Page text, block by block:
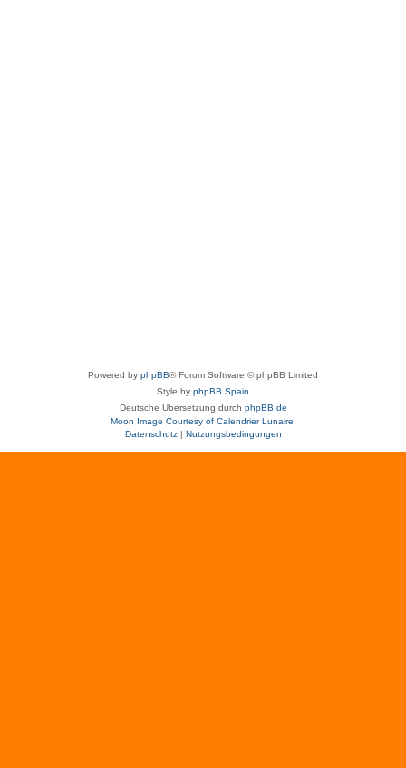
Powered by phpBB® Forum Software © phpBB Limited
Style by phpBB Spain
Deutsche Übersetzung durch phpBB.de
Moon Image Courtesy of Calendrier Lunaire.
Datenschutz| Nutzungsbedingungen